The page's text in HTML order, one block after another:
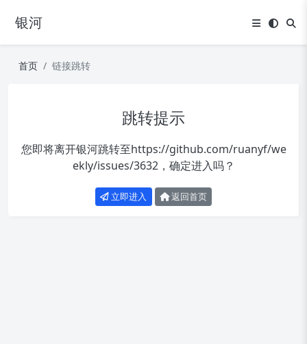
银河
首页 链接跳转
跳转提示
您即将离开银河跳转至https://github.com/ruanyf/we
ekly/issues/3632，确定进入吗？
立即进入 返回首页